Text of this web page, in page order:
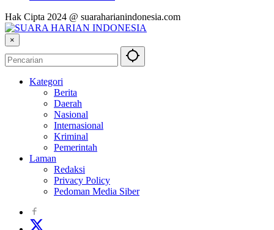
Hak Cipta 2024 @ suaraharianindonesia.com
×
Kategori
Berita
Daerah
Nasional
Internasional
Kriminal
Pemerintah
Laman
Redaksi
Privacy Policy
Pedoman Media Siber